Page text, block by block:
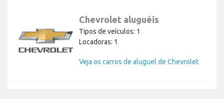
Chevrolet aluguéis
Tipos de veículos: 1
Locadoras: 1
Veja os carros de aluguel de Chevrolet